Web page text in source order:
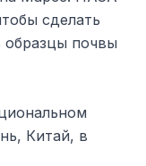
сделать
образцы почвы
Китай, в